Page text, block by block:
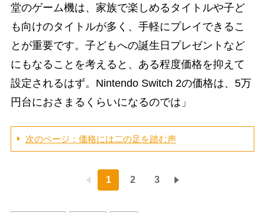
堂のゲーム機は、家族で楽しめるタイトルや子ど
も向けのタイトルが多く、手軽にプレイできるこ
とが重要です。子どもへの誕生日プレゼントなど
にもなることを考えると、ある程度価格を抑えて
設定されるはず。Nintendo Switch 2の価格は、5万
円台におさまるくらいになるのでは」
次のページ：価格には二の足を踏む声
1 2 3